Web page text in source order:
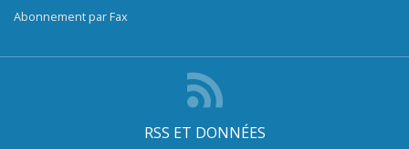
Abonnement par Fax
RSS ET DONNÉES